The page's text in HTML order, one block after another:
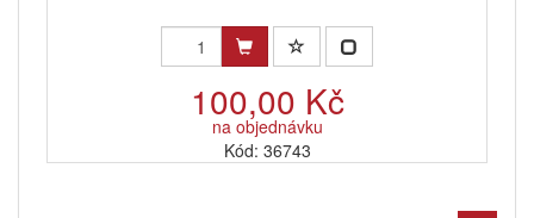
100,00 Kč
na objednávku
Kód: 36743